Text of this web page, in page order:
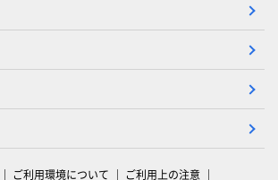
ご利用環境について
ご利用上の注意